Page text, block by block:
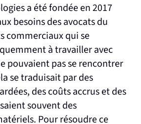
a été fondée en 2017
besoins des avocats du
commerciaux qui se
à travailler avec
pouvaient pas se rencontrer
se traduisait par des
des coûts accrus et des
souvent des
Pour résoudre ce